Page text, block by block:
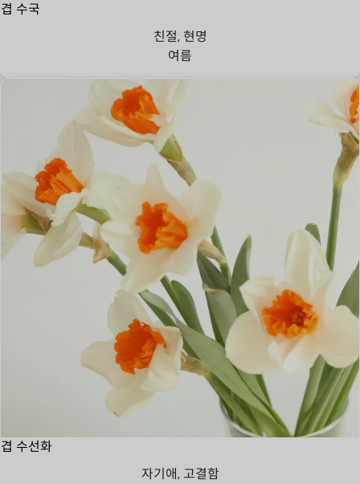
겹 수국
친절, 현명
여름
겹 수선화
자기애, 고결함